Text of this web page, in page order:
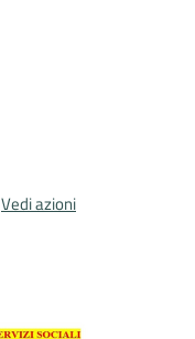
Vedi azioni